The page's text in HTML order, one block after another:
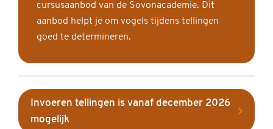
cursusaanbod van de Sovonacademie. Dit
aanbod helpt je om vogels tijdens tellingen
goed te determineren.
Invoeren tellingen is vanaf december 2026
mogelijk